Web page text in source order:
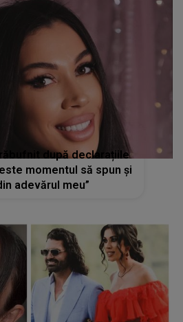
după declarațiile
momentul să spun și
adevărul meu”